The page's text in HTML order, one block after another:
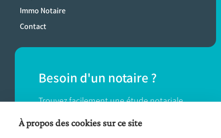
Immo Notaire
Contact
Besoin d'un notaire ?
Trouvez facilement une étude notariale
près de chez vous.
À propos des cookies sur ce site